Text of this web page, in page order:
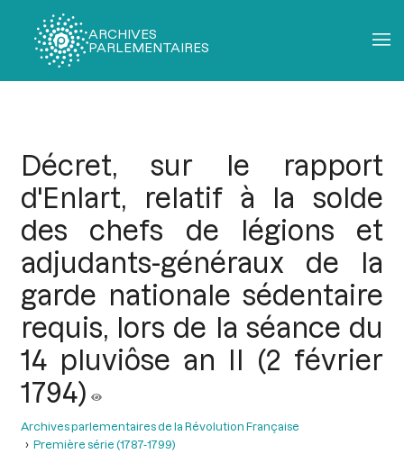
ARCHIVES
PARLEMENTAIRES
Décret, sur le rapport
d'Enlart, relatif à la solde
des chefs de légions et
adjudants-généraux de la
garde nationale sédentaire
requis, lors de la séance du
14 pluviôse an II (2 février
1794)
Archives parlementaires de la Révolution Française
Première série (1787-1799)